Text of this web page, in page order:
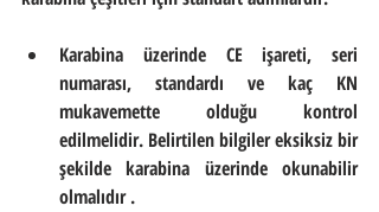
Karabina üzerinde CE işareti, seri
numarası, standardı ve kaç KN
mukavemette olduğu kontrol
edilmelidir. Belirtilen bilgiler eksiksiz bir
şekilde karabina üzerinde okunabilir
olmalıdır .